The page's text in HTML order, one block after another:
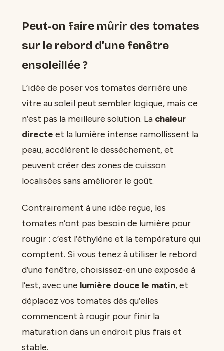
Peut-on faire mûrir des tomates
sur le rebord d’une fenêtre
ensoleillée ?
L’idée de poser vos tomates derrière une
vitre au soleil peut sembler logique, mais ce
n’est pas la meilleure solution. La chaleur
directe et la lumière intense ramollissent la
peau, accélèrent le dessèchement, et
peuvent créer des zones de cuisson
localisées sans améliorer le goût.
Contrairement à une idée reçue, les
tomates n’ont pas besoin de lumière pour
rougir : c’est l’éthylène et la température qui
comptent. Si vous tenez à utiliser le rebord
d’une fenêtre, choisissez-en une exposée à
l’est, avec une lumière douce le matin, et
déplacez vos tomates dès qu’elles
commencent à rougir pour finir la
maturation dans un endroit plus frais et
stable.